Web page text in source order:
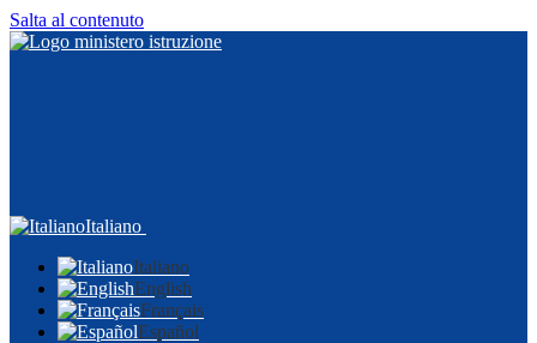
Salta al contenuto
Italiano
Italiano
English
Français
Español